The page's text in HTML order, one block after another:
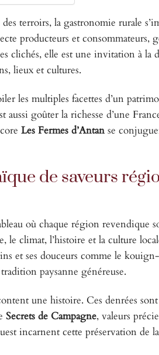
terroirs, la gastronomie rurale
producteurs et consommateurs,
elle est une invitation à la
lieux et cultures.
les multiples facettes d’un
goûter la richesse d’une
Les Fermes d’Antan se
de saveurs
où chaque région revendique
climat, l’histoire et la culture
et ses douceurs comme le
paysanne généreuse.
une histoire. Ces denrées sont
Secrets de Campagne, valeurs
incarnent cette préservation de